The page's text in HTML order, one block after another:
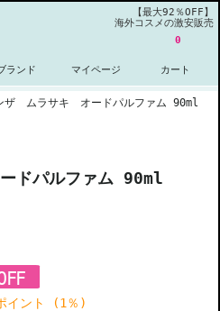
【最大92％OFF】
海外コスメの激安販売
ランド マイページ
0
カート
ザ ムラサキ オードパルファム 90ml
ドパルファム 90ml
イント (1％)